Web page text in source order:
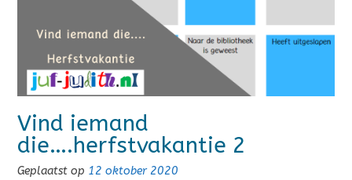
Vind iemand
die….herfstvakantie 2
Geplaatst op 12 oktober 2020